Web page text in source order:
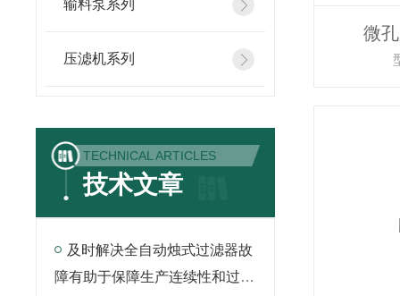
输料泵系列
压滤机系列
TECHNICAL ARTICLES
技术文章
及时解决全自动烛式过滤器故
障有助于保障生产连续性和过滤
微